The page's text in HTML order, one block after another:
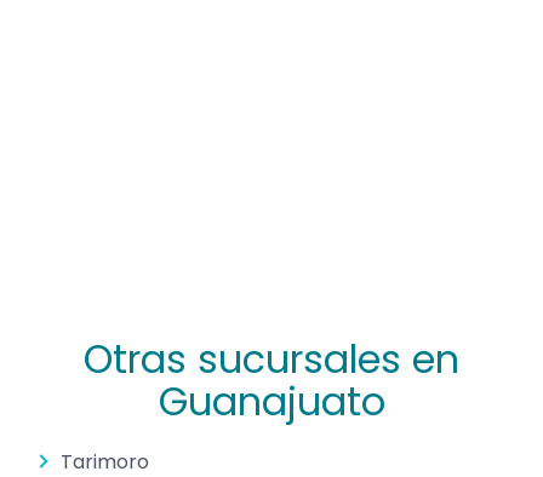
Otras sucursales en
Guanajuato
Tarimoro